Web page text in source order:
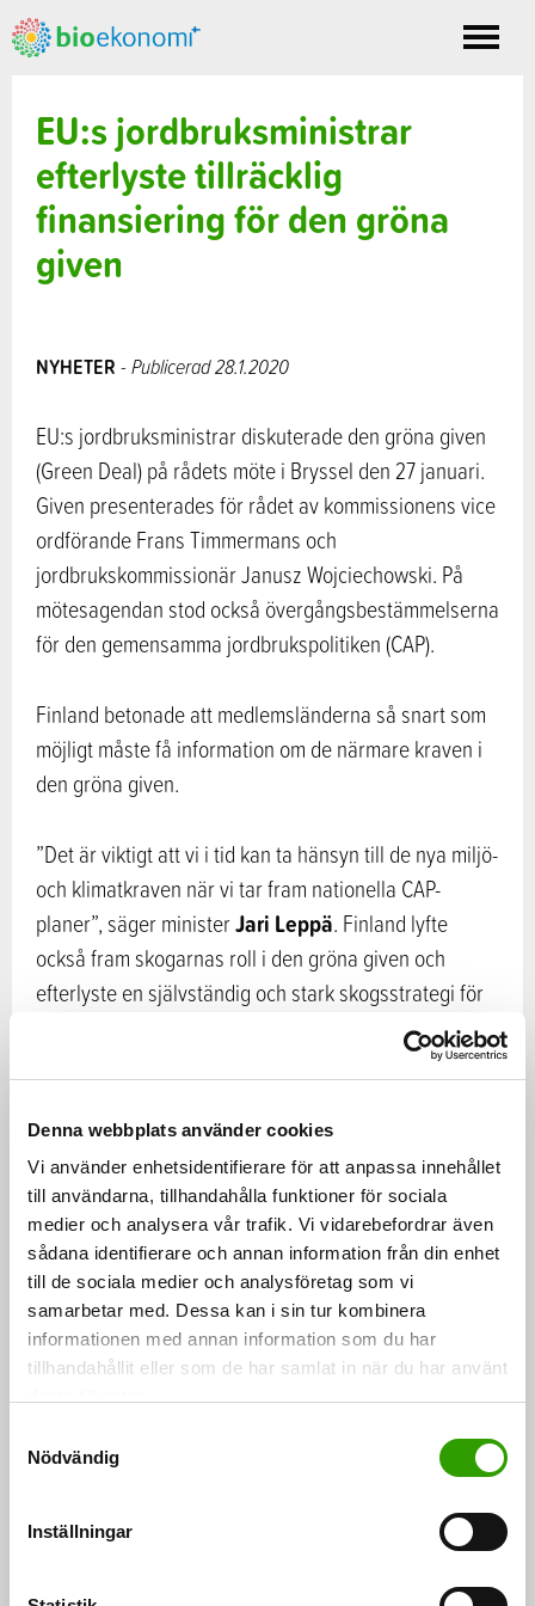
Denna webbplats använder cookies
Vi använder enhetsidentifierare för att anpassa innehållet
till användarna, tillhandahålla funktioner för sociala
medier och analysera vår trafik. Vi vidarebefordrar även
sådana identifierare och annan information från din enhet
till de sociala medier och analysföretag som vi
samarbetar med. Dessa kan i sin tur kombinera
informationen med annan information som du har
tillhandahållit eller som de har samlat in när du har använt
Nödvändig
Inställningar
Toggle
EU:s jordbruksministrar
efterlyste tillräcklig
finansiering för den gröna
given
NYHETER - Publicerad 28.1.2020
EU:s jordbruksministrar diskuterade den gröna given
(Green Deal) på rådets möte i Bryssel den 27 januari.
Given presenterades för rådet av kommissionens vice
ordförande Frans Timmermans och
jordbrukskommissionär Janusz Wojciechowski. På
mötesagendan stod också övergångsbestämmelserna
för den gemensamma jordbrukspolitiken (CAP).
Finland betonade att medlemsländerna så snart som
möjligt måste få information om de närmare kraven i
den gröna given.
”Det är viktigt att vi i tid kan ta hänsyn till de nya miljö-
och klimatkraven när vi tar fram nationella CAP-
planer”, säger ministerJari Leppä. Finland lyfte
också fram skogarnas roll i den gröna given och
efterlyste en självständig och stark skogsstrategi för
kommissionen för att kompensera kostnaderna för de
ökade klimatåtagandena.
”Det kan inte vara så att jordbrukaren ska göra mer
och mer, men finansieringen skärs ned”, säger
minister Leppä.
Ministrarna diskuterade också förordningen om den
gemensamma jordbrukspolitikens övergångsperiod.
Medlemsländerna understödde ordförandelandet
Kroatiens mål att gå vidare så fort som möjligt för att
överenskommelse om övergångsbestämmelserna i
tillräckligt god tid. Finland understödde förslaget om